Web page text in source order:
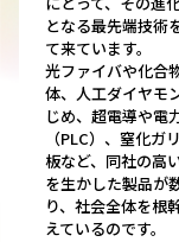
となる最先端技術
て来ています。
光ファイバや化合
体、人工ダイヤモ
じめ、超電導や電
（PLC）、窒化ガ
板など、同社の高
を生かした製品が
り、社会全体を根
えているのです。